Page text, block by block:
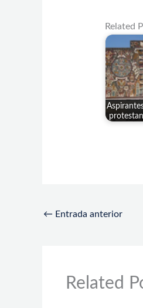
Related
← Entrada anterior
Related